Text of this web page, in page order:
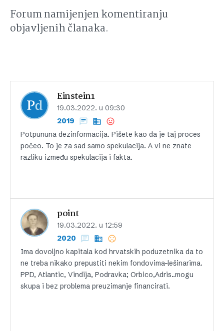
Forum namijenjen komentiranju
objavljenih članaka.
Einstein1
19.03.2022. u 09:30
2019
Potpununa dezinformacija. Pišete kao da je taj proces
počeo. To je za sad samo spekulacija. A vi ne znate
razliku između spekulacija i fakta.
point
19.03.2022. u 12:59
2020
Ima dovoljno kapitala kod hrvatskih poduzetnika da to
ne treba nikako prepustiti nekim fondovima-lešinarima.
PPD, Atlantic, Vindija, Podravka; Orbico,Adris..mogu
skupa i bez problema preuzimanje financirati.